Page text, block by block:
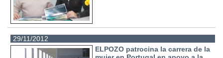
29/11/2012
ELPOZO patrocina la carrera de la